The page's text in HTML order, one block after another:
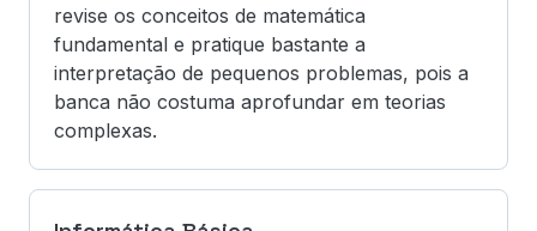
revise os conceitos de matemática
fundamental e pratique bastante a
interpretação de pequenos problemas, pois a
banca não costuma aprofundar em teorias
complexas.